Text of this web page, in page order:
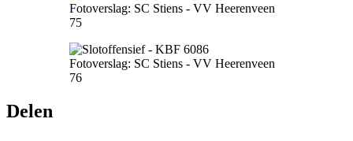
Fotoverslag: SC Stiens - VV Heerenveen
75
Fotoverslag: SC Stiens - VV Heerenveen
76
Delen